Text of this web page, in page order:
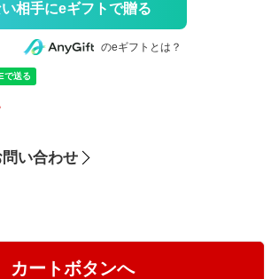
カートボタンへ
相手にeギフトで贈る
のeギフトとは？
い合わせ